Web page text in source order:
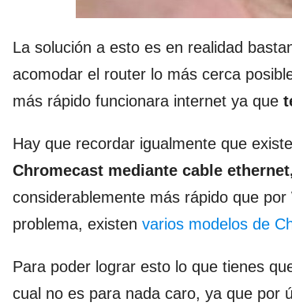
La solución a esto es en realidad
acomodar el router lo más cerca
más rápido funcionara internet ya que
Hay que recordar igualmente que
Chromecast mediante cable
considerablemente más rápido que
problema, existen varios modelos de
Para poder lograr esto lo que tienes
cual no es para nada caro, ya que por